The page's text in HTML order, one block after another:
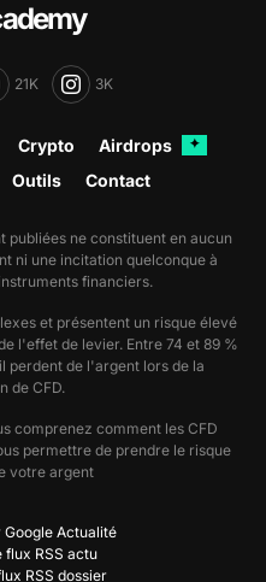
21K 3K
Crypto Airdrops ✦
Outils Contact
publiées ne constituent en aucun
ni une incitation quelconque à
financiers.
et présentent un risque élevé
l'effet de levier. Entre 74 et 89 %
perdent de l'argent lors de la
de CFD.
comprenez comment les CFD
permettre de prendre le risque
votre argent
Actualité
flux RSS actu
RSS dossier